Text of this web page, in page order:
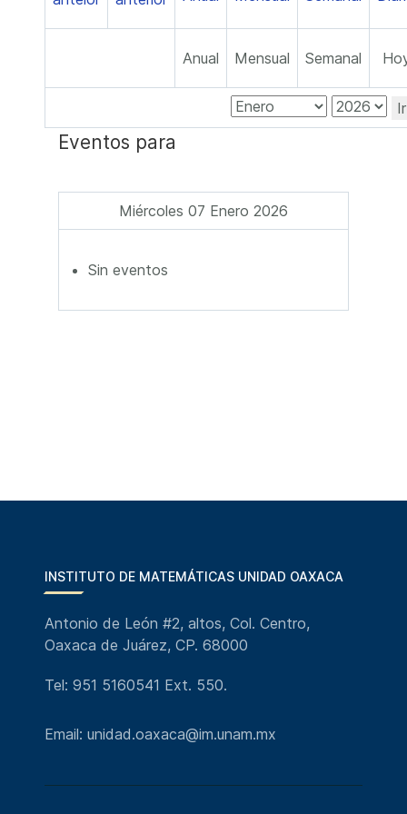
Anual Mensual Semanal
Eventos para
Miércoles 07 Enero 2026
Sin eventos
INSTITUTO DE MATEMÁTICAS UNIDAD OAXACA
Antonio de León #2, altos, Col. Centro,
Oaxaca de Juárez, CP. 68000
Tel: 951 5160541 Ext. 550.
Email: unidad.oaxaca@im.unam.mx